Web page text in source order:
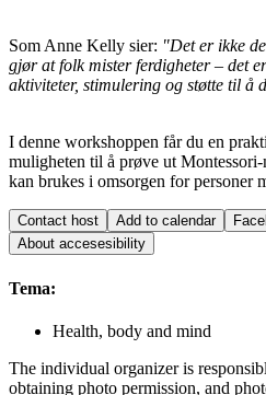
Som Anne Kelly sier: "Det er ikke
gjør at folk mister ferdigheter – det
aktiviteter, stimulering og støtte til å
I denne workshoppen får du en
muligheten til å prøve ut
kan brukes i omsorgen for personer
Contact host Add to calendar
About accesesibility
Tema:
Health, body and mind
The individual organizer is
obtaining photo permission, and